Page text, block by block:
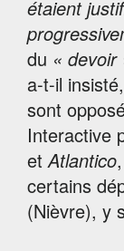
étaient
du « devoir
a-t-il
sont
Interactive
etAtlantico
certains
(Nièvre), y